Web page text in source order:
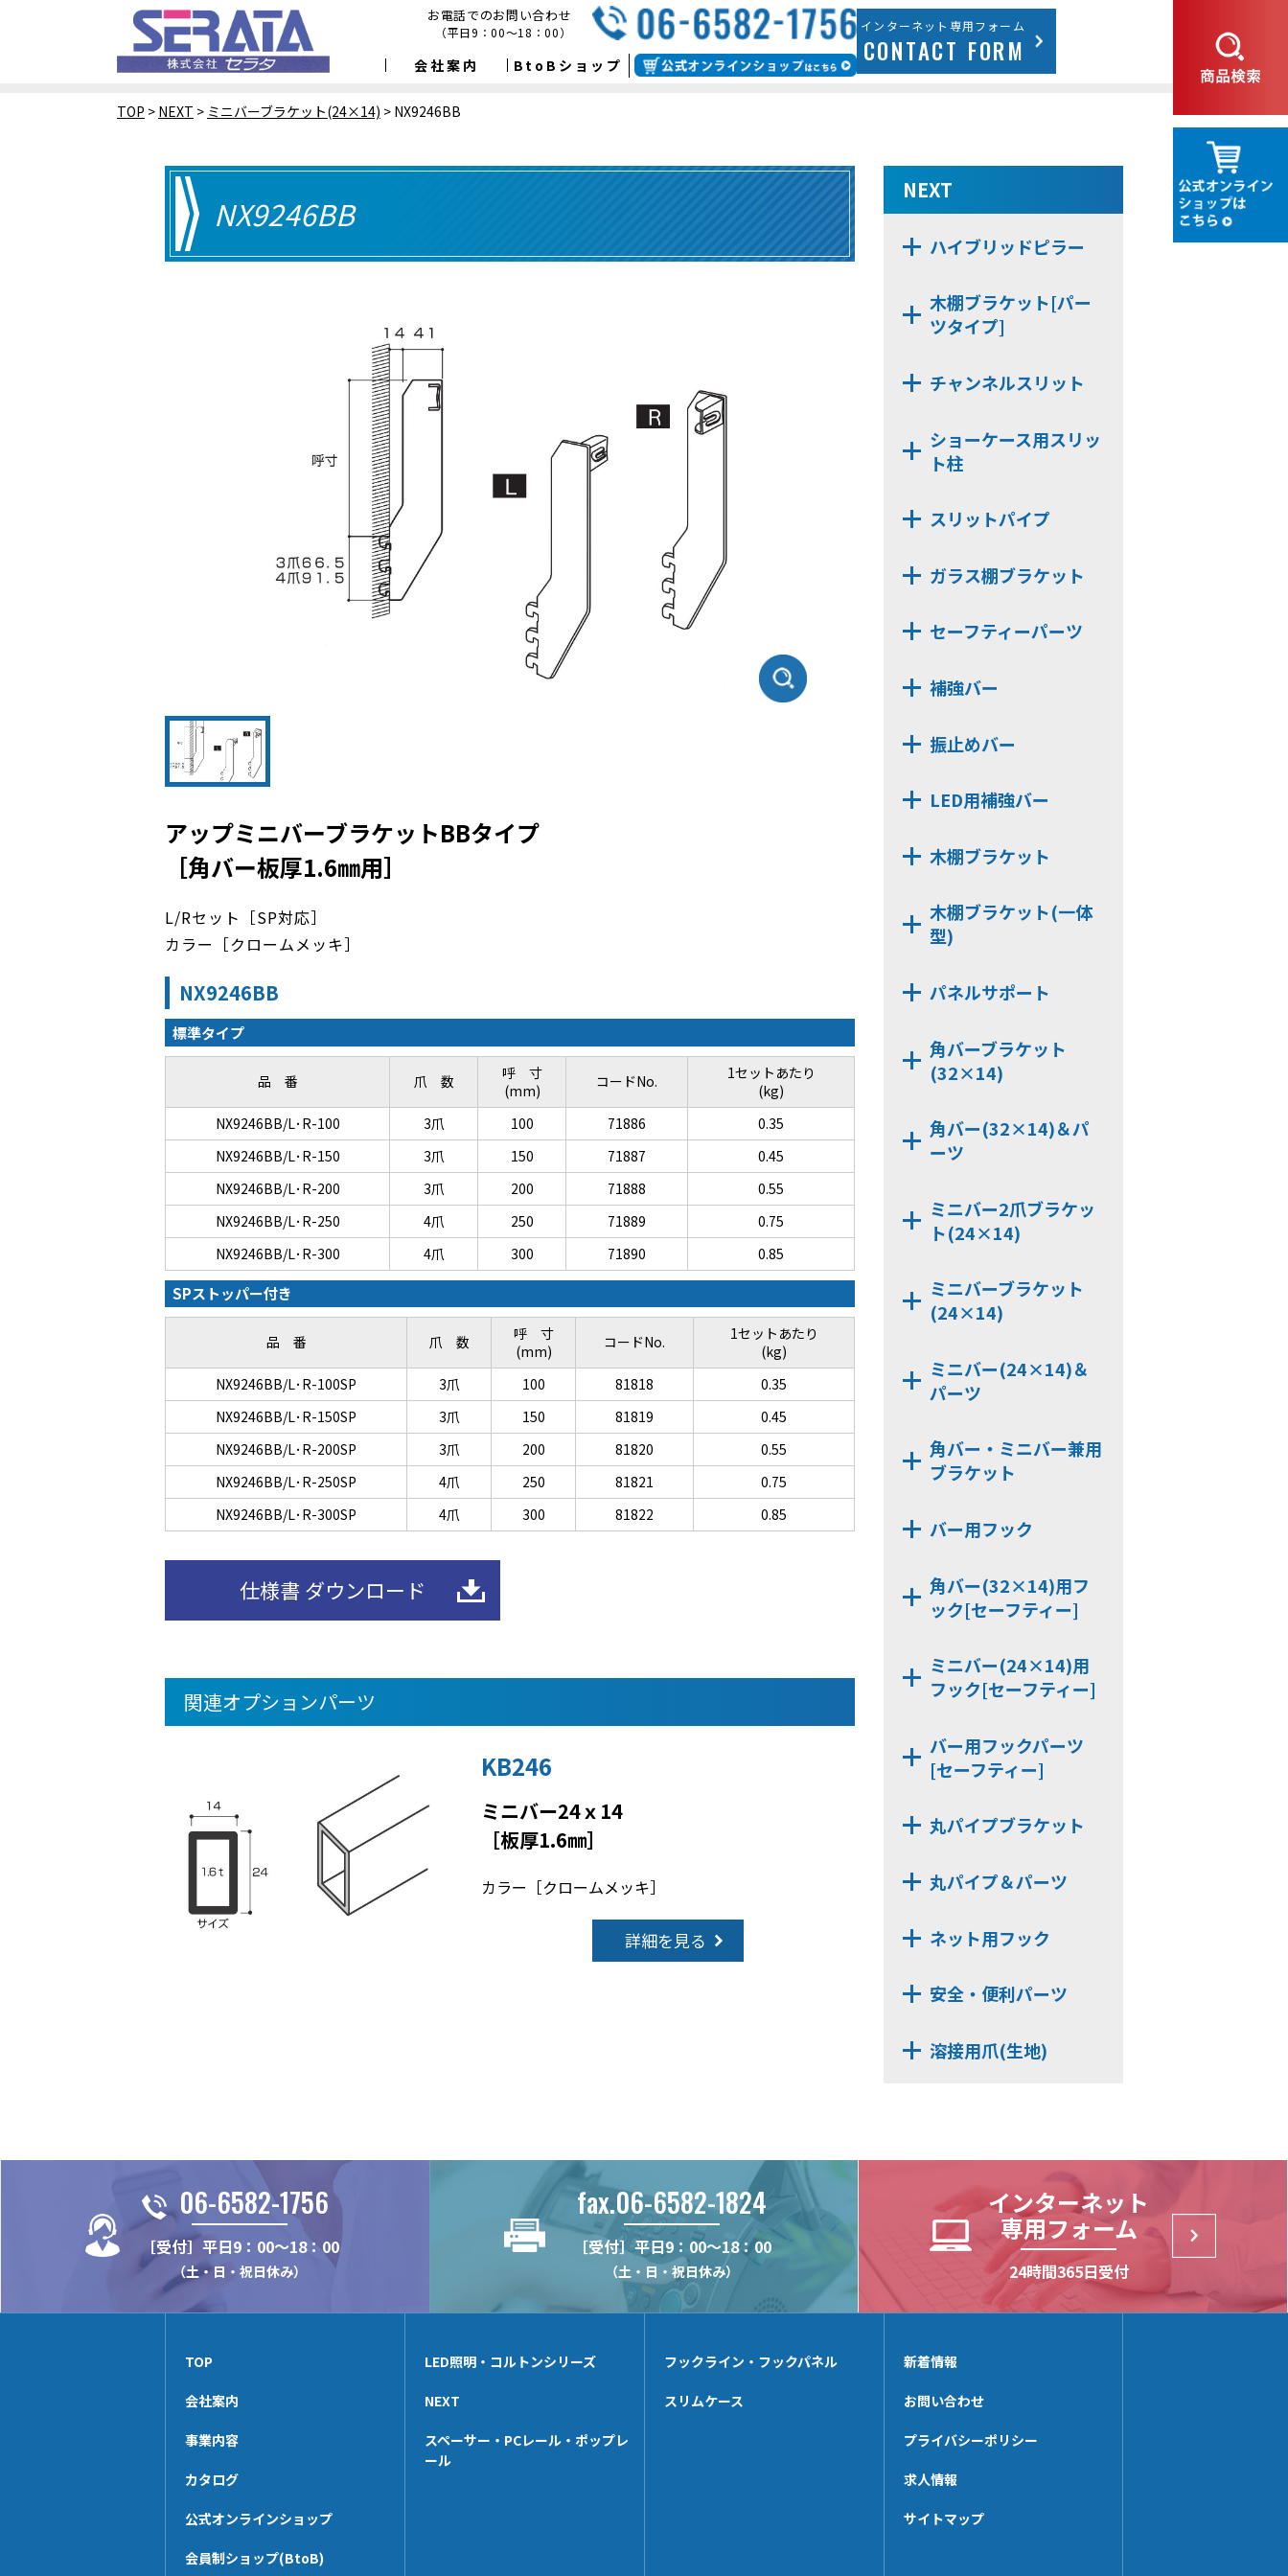
お電話でのお問い合わせ
（平日9：00～18：00）
会社案内 BtoBショップ
インターネット専用フォーム
CONTACT FORM
TOP > NEXT > ミニバーブラケット(24×14) > NX9246BB
NX9246BB
アップミニバーブラケットBBタイプ
［角バー板厚1.6㎜用］
L/Rセット［SP対応］
カラー［クロームメッキ］
NX9246BB
標準タイプ
品 番 爪 数
呼 寸
(mm)
コードNo.
1セットあたり
(kg)
NX9246BB/L･R-100
3爪 100 71886
0.35
NX9246BB/L･R-150
3爪 150 71887
0.45
NX9246BB/L･R-200
3爪 200 71888
0.55
NX9246BB/L･R-250
4爪 250 71889
0.75
NX9246BB/L･R-300
4爪 300 71890 0.85
SPストッパー付き
品 番 爪 数
呼 寸
(mm)
コードNo.
1セットあたり
(kg)
NX9246BB/L･R-100SP
3爪 100 81818
0.35
NX9246BB/L･R-150SP
3爪 150 81819
0.45
NX9246BB/L･R-200SP
3爪 200 81820
0.55
NX9246BB/L･R-250SP
4爪 250 81821
0.75
NX9246BB/L･R-300SP
4爪 300 81822 0.85
仕様書 ダウンロード
関連オプションパーツ
KB246
ミニバー24ｘ14
［板厚1.6㎜］
カラー［クロームメッキ］
詳細を見る
NEXT
ハイブリッドピラー
木棚ブラケット[パー
ツタイプ]
NX482
NX482D
チャンネルスリット
NH20
NY11
D251
D252
TN14
TN114
NH17
ショーケース用スリッ
ト柱
N32
N16
スリットパイプ
長角パイプ Rタイプ
長角パイプ Oタイプ
丸パイプ Rタイプ
角パイプ Oタイプ
ガラス棚ブラケット
NX122
NX132
NX23
NX812
NX13
セーフティーパーツ
NXV13
NXV16
NJ13
NJ16
NS13
補強バー
CLP13J
HKBS162
CLP162
HKBS166
HKB166
CLP166
振止めバー
CLP99D
HKBS159B
HKB159B
CLP159T
CLP159Y
CLP159TC
LED用補強バー
HKB112
木棚ブラケット
NX422
NX424
NX413
木棚ブラケット(一体
型)
NX444
NX443D
NX443
パネルサポート
NX3000-Z101
NX3312
NX3327
角バーブラケット
(32×14)
NX9322B
NX9326BB
NX7320D
NX7320C
NX9320KD
角バー(32×14)＆パ
ーツ
JCPS320
HCP326
KB322
ミニバー2爪ブラケッ
ト(24×14)
NX7242BBX
NX7240DX
ミニバーブラケット
(24×14)
NX9242B
NX9246BB
NX7240D
NX7240C
NX7242BB
ミニバー(24×14)＆
パーツ
JCPS240
HCP246
HCP242
角バー・ミニバー兼用
ブラケット
NX7000S-42
NX7000S-44
バー用フック
SLHG16
KBSH4
KBSH6
KBHG19
KBKH6
角バー(32×14)用フ
ック[セーフティー]
SKH6-32
SHGW19M-32
SSH6-32
ミニバー(24×14)用
フック[セーフティー]
SKH6-24
SJH6-24
バー用フックパーツ
[セーフティー]
NE-KBSH-32
NE-KBSH-24
丸パイプブラケット
NX63D
NX523B
NX63B
丸パイプ＆パーツ
KZZ-32
MP322
MPST196
MP252
EPN-38
UNT252AL-N
CNBS-50
UNT196AL
KZZ-25
MPST192
ネット用フック
NSH6A
NJH6A
安全・便利パーツ
NE-CNR
溶接用爪(生地)
NXE7000-SP【3t】
NXE7320-SP【3t】
NE【3t】
NXE7240-SP【3t】
NX-BSP
06-6582-1756
［受付］平日9：00～18：00
（土・日・祝日休み）
fax.06-6582-1824
［受付］平日9：00～18：00
（土・日・祝日休み）
インターネット
専用フォーム
24時間365日受付
TOP
会社案内
事業内容
カタログ
公式オンラインショップ
会員制ショップ(BtoB)
LED照明・コルトンシリーズ
NEXT
スペーサー・PCレール・ポップレ
ール
フックライン・フックパネル
スリムケース
新着情報
お問い合わせ
プライバシーポリシー
求人情報
サイトマップ